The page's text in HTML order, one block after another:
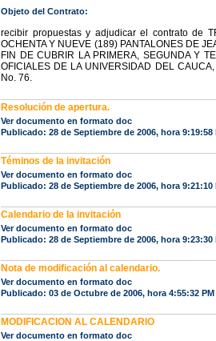
Objeto del Contrato:
recibir propuestas y adjudicar el contrato de
OCHENTA Y NUEVE (189) PANTALONES DE
FIN DE CUBRIR LA PRIMERA, SEGUNDA Y
OFICIALES DE LA UNIVERSIDAD DEL
No. 76.
Resolución de apertura.
Ver documento en formato doc
Publicado: 28 de Septiembre de 2006, hora 9:19:58
Téminos de la invitación
Ver documento en formato doc
Publicado: 28 de Septiembre de 2006, hora 9:21:10
Calendario de la invitación
Ver documento en formato doc
Publicado: 28 de Septiembre de 2006, hora 9:23:30
Nota de modificación al calendario.
Ver documento en formato doc
Publicado: 03 de Octubre de 2006, hora 4:55:32 PM
MODIFICACION AL CALENDARIO
Ver documento en formato doc